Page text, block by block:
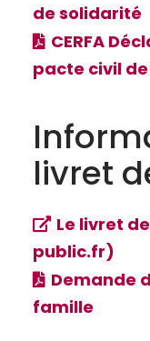
de solidarité
CERFA
pacte civil
livret
Le livret
public.fr)
Demande
famille